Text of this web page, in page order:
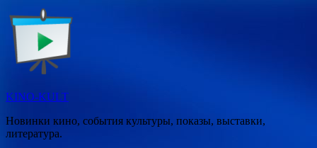
Перейти
к
содержимому
KINO-KULT
Новинки кино, события культуры, показы, выставки,
литература.